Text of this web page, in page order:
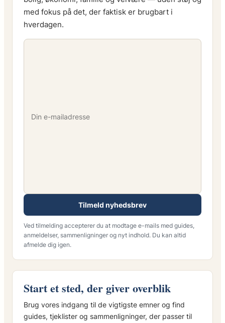
med fokus på det, der faktisk er brugbart i
hverdagen.
Tilmeld nyhedsbrev
Ved tilmelding accepterer du at modtage e-mails med guides,
anmeldelser, sammenligninger og nyt indhold. Du kan altid
afmelde dig igen.
Start et sted, der giver overblik
Brug vores indgang til de vigtigste emner og find
guides, tjeklister og sammenligninger, der passer til